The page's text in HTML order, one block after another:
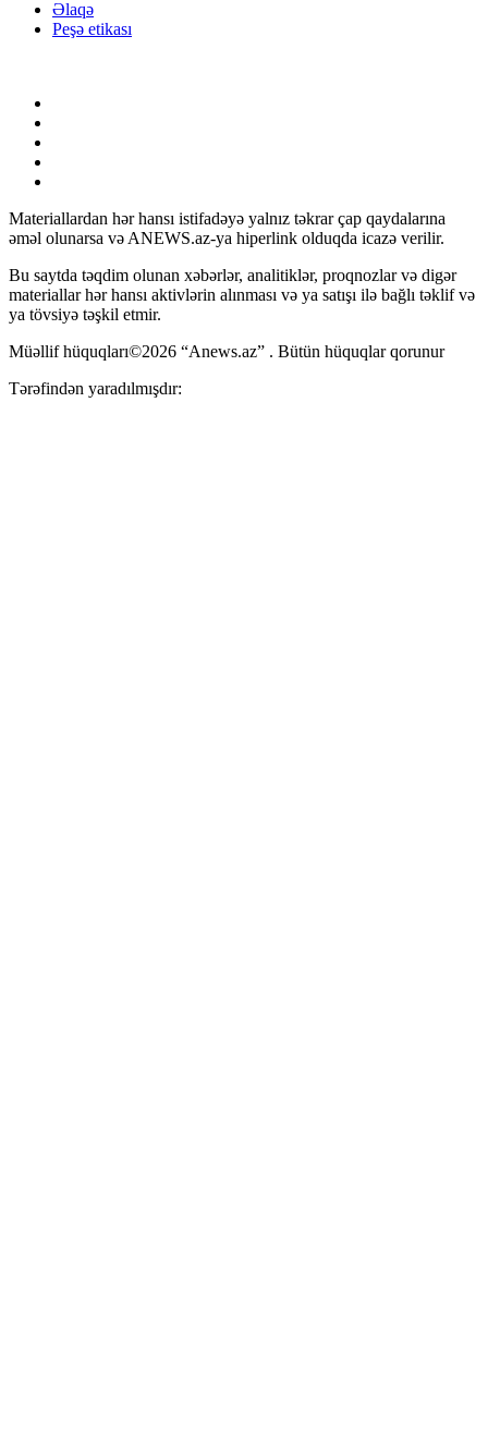
Əlaqə
Peşə etikası
Materiallardan hər hansı istifadəyə yalnız təkrar çap qaydalarına
əməl olunarsa və ANEWS.az-ya hiperlink olduqda icazə verilir.
Bu saytda təqdim olunan xəbərlər, analitiklər, proqnozlar və digər
materiallar hər hansı aktivlərin alınması və ya satışı ilə bağlı təklif və
ya tövsiyə təşkil etmir.
Müəllif hüquqları©2026 “Anews.az” . Bütün hüquqlar qorunur
Tərəfindən yaradılmışdır: